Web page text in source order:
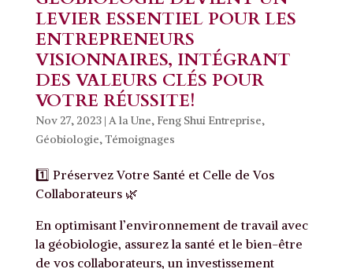
LEVIER ESSENTIEL POUR LES
ENTREPRENEURS
VISIONNAIRES, INTÉGRANT
DES VALEURS CLÉS POUR
VOTRE RÉUSSITE!
Nov 27, 2023| A la Une, Feng Shui Entreprise,
Géobiologie, Témoignages
1️⃣ Préservez Votre Santé et Celle de Vos
Collaborateurs 🌿
En optimisant l’environnement de travail avec
la géobiologie, assurez la santé et le bien-être
de vos collaborateurs, un investissement